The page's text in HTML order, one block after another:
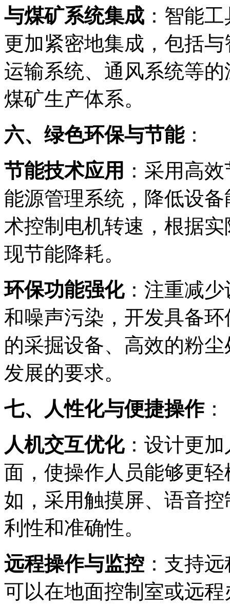
与煤矿系统集成 ：智能
更加紧密地集成，包括
运输系统、通风系统等
煤矿生产体系。
六、绿色环保与节能：
节能技术应用 ：采用高
能源管理系统，降低设
术控制电机转速，根据
现节能降耗。
环保功能强化：注重减
和噪声污染，开发具备
的采掘设备、高效的粉
发展的要求。
七、人性化与便捷操作：
人机交互优化：设计更
面，使操作人员能够更
如，采用触摸屏、语音
利性和准确性。
远程操作与监控 ：支持
可以在地面控制室或远